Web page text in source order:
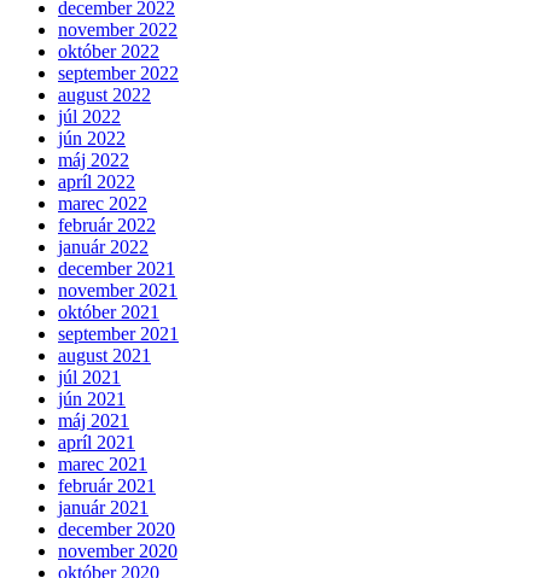
december 2022
november 2022
október 2022
september 2022
august 2022
júl 2022
jún 2022
máj 2022
apríl 2022
marec 2022
február 2022
január 2022
december 2021
november 2021
október 2021
september 2021
august 2021
júl 2021
jún 2021
máj 2021
apríl 2021
marec 2021
február 2021
január 2021
december 2020
november 2020
október 2020